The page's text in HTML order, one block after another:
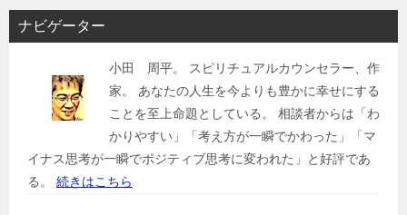
ナビゲーター
小田 周平。 スピリチュアルカウンセラー、作
家。 あなたの人生を今よりも豊かに幸せにする
ことを至上命題としている。 相談者からは「わ
かりやすい」「考え方が一瞬でかわった」「マ
イナス思考が一瞬でポジティブ思考に変われた」と好評であ
る。 続きはこちら